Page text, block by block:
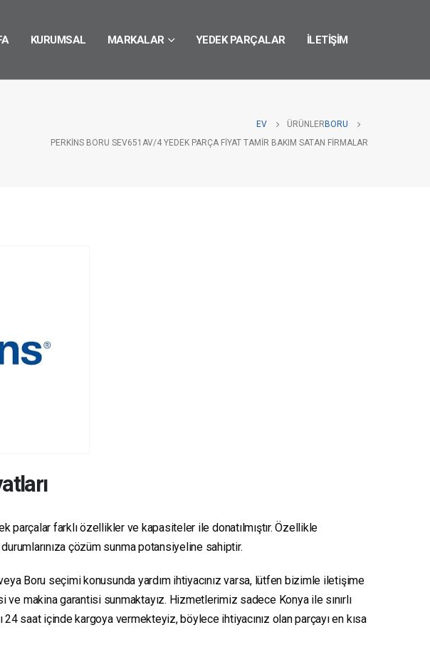
KURUMSAL MARKALAR YEDEK PARÇALAR İLETIŞIM
EV ÜRÜNLER BORU
PERKINS BORU SEV651AV/4 YEDEK PARÇA FIYAT TAMIR BAKIM SATAN FIRMALAR
farklı özellikler ve kapasiteler ile donatılmıştır. Özellikle
çözüm sunma potansiyeline sahiptir.
Boru seçimi konusunda yardım ihtiyacınız varsa, lütfen bizimle iletişime
makina garantisi sunmaktayız. Hizmetlerimiz sadece Konya ile sınırlı
saat içinde kargoya vermekteyiz, böylece ihtiyacınız olan parçayı en kısa